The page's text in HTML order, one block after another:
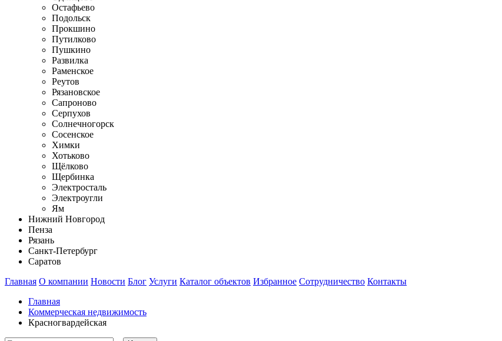
Остафьево
Подольск
Прокшино
Путилково
Пушкино
Развилка
Раменское
Реутов
Рязановское
Сапроново
Серпухов
Солнечногорск
Сосенское
Химки
Хотьково
Щёлково
Щербинка
Электросталь
Электроугли
Ям
Нижний Новгород
Пенза
Рязань
Санкт-Петербург
Саратов
Главная О компании Новости Блог Услуги Каталог объектов Избранное Сотрудничество Контакты
Главная
Коммерческая недвижимость
Красногвардейская